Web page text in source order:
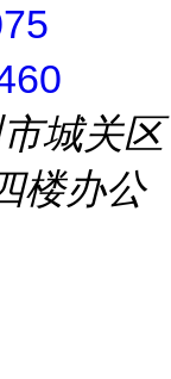
城关区
楼办公